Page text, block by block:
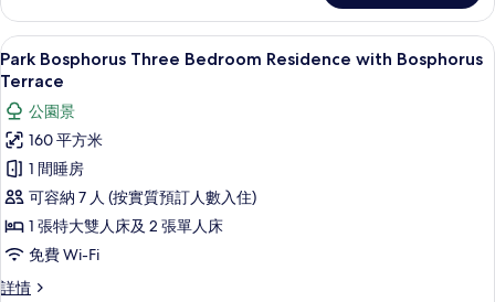
的
相
片
Residence
with
Bosphorus
View
情
載
入
所
有
Park
Bosphorus
Three
Bedroom
Residence
with
Park Bosphorus Three Bedroom
13
Park Bosphorus Three Bedroom Residence with Bosphorus
Terrace
公園景
160 平方米
1 間睡房
可容納 7 人 (按實質預訂人數入住)
1 張特大雙人床及 2 張單人床
免費 Wi-Fi
詳情
Park